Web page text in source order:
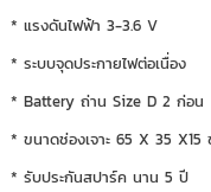
* แรงดันไฟฟ้า 3-3.6 V
* ระบบจุดประกายไฟต่อเนื่อง
* Battery ถ่าน Size D 2 ก่อน
* ขนาดช่องเจาะ 65 X 35 X15
* รับประกันสปาร์ค นาน 5 ปี